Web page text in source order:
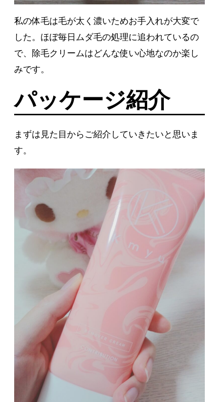
私の体毛は毛が太く濃いためお手入れが大変で
した。ほぼ毎日ムダ毛の処理に追われているの
で、除毛クリームはどんな使い心地なのか楽し
みです。
パッケージ紹介
まずは見た目からご紹介していきたいと思いま
す。